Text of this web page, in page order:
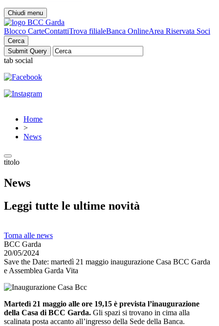
Chiudi menu
Blocco CarteContattiTrova filialeBanca OnlineArea Riservata Soci
Cerca
tab social
Home
>
News
titolo
News
Leggi tutte le ultime novità
Torna alle news
BCC Garda
20/05/2024
Save the Date: martedì 21 maggio inaugurazione Casa BCC Garda
e Assemblea Garda Vita
Martedì 21 maggio alle ore 19,15 è prevista l’inaugurazione
della Casa di BCC Garda. Gli spazi si trovano in cima alla
scalinata posta accanto all’ingresso della Sede della Banca.